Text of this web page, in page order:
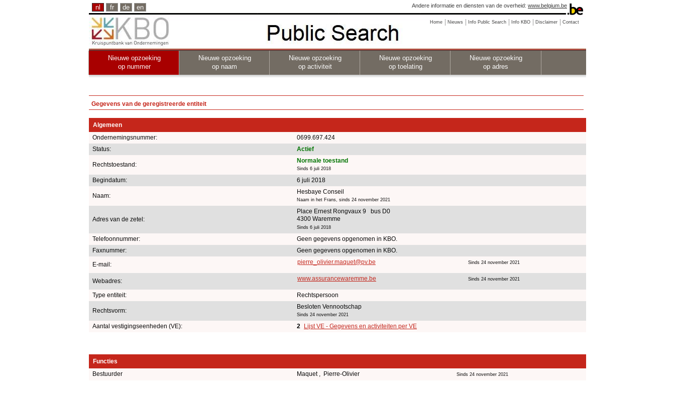
nl fr de en Andere informatie en diensten van de overheid: www.belgium.be
Home Nieuws Info Public Search Info KBO Disclaimer Contact
Nieuwe opzoeking
op nummer
Nieuwe opzoeking
op naam
Nieuwe opzoeking
op activiteit
Nieuwe opzoeking
op toelating
Nieuwe opzoeking
op adres
Gegevens van de geregistreerde entiteit
Algemeen
Ondernemingsnummer:
0699.697.424
Status:
Actief
Rechtstoestand:
Normale toestand
Sinds 6 juli 2018
Begindatum: 6 juli 2018
Naam:
Hesbaye Conseil
Naam in het Frans, sinds 24 november 2021
Adres van de zetel:
Place Ernest Rongvaux 9 bus D0
4300 Waremme
Sinds 6 juli 2018
Telefoonnummer:
Geen gegevens opgenomen in KBO.
Faxnummer:
Geen gegevens opgenomen in KBO.
E-mail:
pierre_olivier.maquet@pv.be Sinds 24 november 2021
Webadres: www.assurancewaremme.be Sinds 24 november 2021
Type entiteit: Rechtspersoon
Rechtsvorm:
Besloten Vennootschap
Sinds 24 november 2021
Aantal vestigingseenheden (VE): 2 Lijst VE - Gegevens en activiteiten per VE
Functies
Bestuurder
Maquet , Pierre-Olivier Sinds 24 november 2021